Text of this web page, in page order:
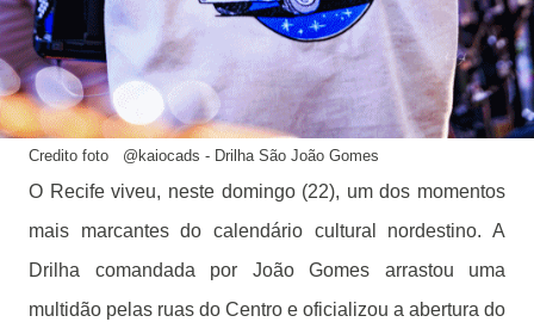
Credito foto @kaiocads - Drilha São João Gomes
O Recife viveu, neste domingo (22), um dos momentos
mais marcantes do calendário cultural nordestino. A
Drilha comandada por João Gomes arrastou uma
multidão pelas ruas do Centro e oficializou a abertura do